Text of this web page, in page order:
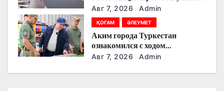
п
и
с
я
на Astana AI Film Festival
Авг 7, 2026 Admin
ҚОҒАМ ӘЛЕУМЕТ
Аким города Туркестан
ознакомился с ходом
строительства военного
Авг 7, 2026 Admin